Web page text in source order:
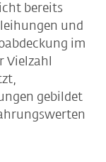
bereits
und
im
Vielzahl
gebildet